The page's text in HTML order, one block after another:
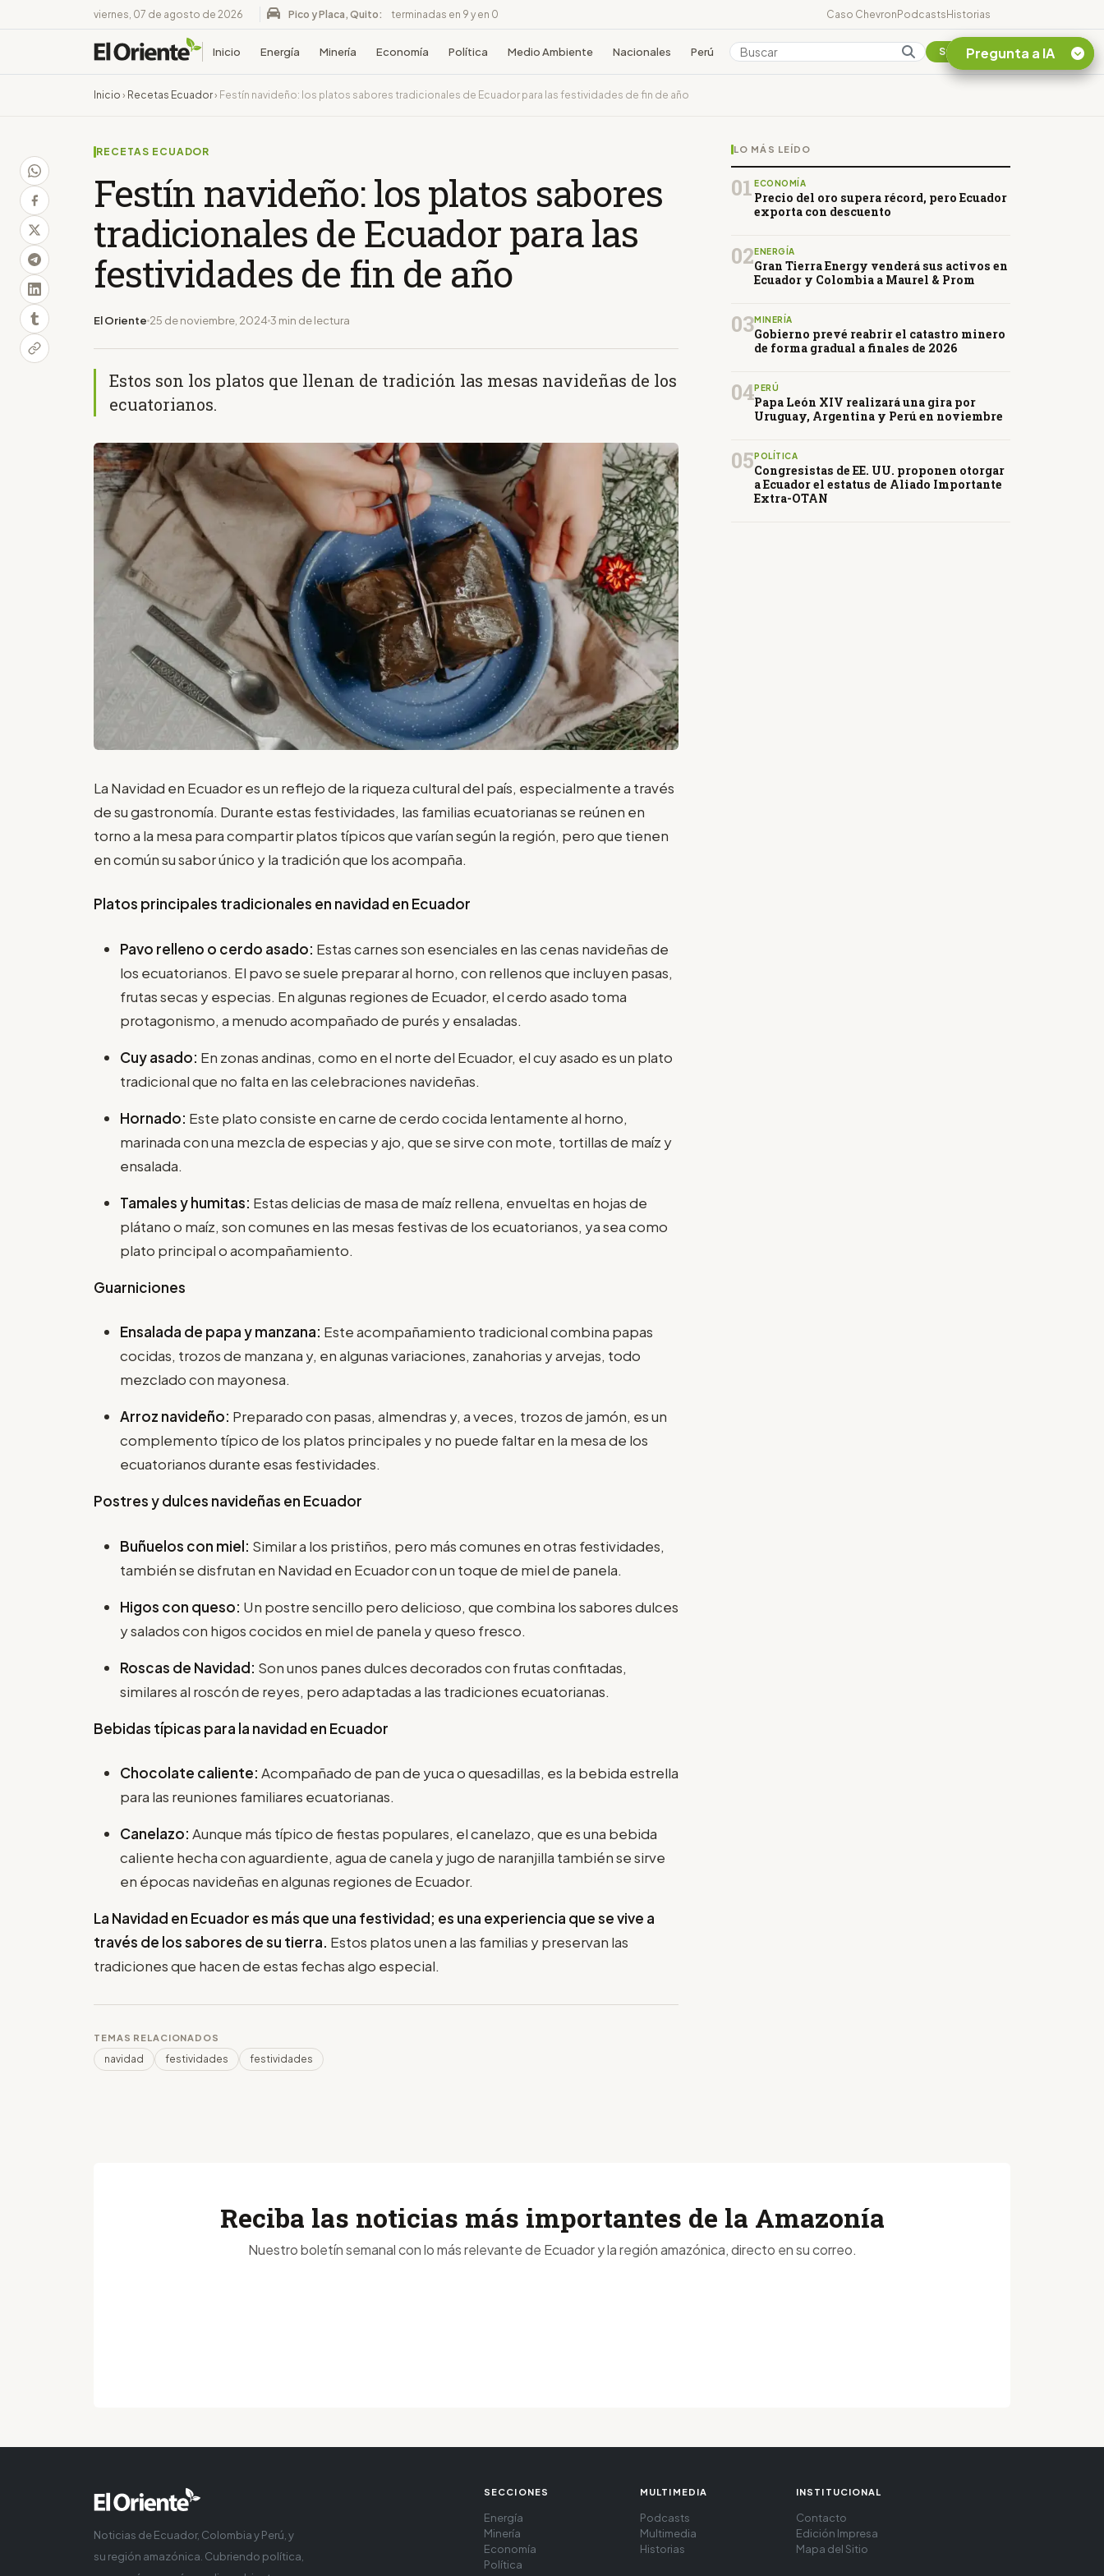
viernes, 07 de agosto de 2026 Pico y Placa, Quito: terminadas en 9 y en 0 Caso ChevronPodcastsHistorias
Inicio Energía Minería Economía Política Medio Ambiente Nacionales Perú Colombia Suscribirse
Inicio › Recetas Ecuador› Festín navideño: los platos sabores tradicionales de Ecuador para las festividades de fin de año
RECETAS ECUADOR
Festín navideño: los platos sabores
tradicionales de Ecuador para las
festividades de fin de año
El Oriente 25 de noviembre, 2024 3 min de lectura
Estos son los platos que llenan de tradición las mesas navideñas de los
ecuatorianos.
La Navidad en Ecuador es un reflejo de la riqueza cultural del país, especialmente a través
de su gastronomía. Durante estas festividades, las familias ecuatorianas se reúnen en
torno a la mesa para compartir platos típicos que varían según la región, pero que tienen
en común su sabor único y la tradición que los acompaña.
Platos principales tradicionales en navidad en Ecuador
Pavo relleno o cerdo asado: Estas carnes son esenciales en las cenas navideñas de
los ecuatorianos. El pavo se suele preparar al horno, con rellenos que incluyen pasas,
frutas secas y especias. En algunas regiones de Ecuador, el cerdo asado toma
protagonismo, a menudo acompañado de purés y ensaladas.
Cuy asado: En zonas andinas, como en el norte del Ecuador, el cuy asado es un plato
tradicional que no falta en las celebraciones navideñas.
Hornado: Este plato consiste en carne de cerdo cocida lentamente al horno,
marinada con una mezcla de especias y ajo, que se sirve con mote, tortillas de maíz y
ensalada.
Tamales y humitas: Estas delicias de masa de maíz rellena, envueltas en hojas de
plátano o maíz, son comunes en las mesas festivas de los ecuatorianos, ya sea como
plato principal o acompañamiento.
Guarniciones
Ensalada de papa y manzana: Este acompañamiento tradicional combina papas
cocidas, trozos de manzana y, en algunas variaciones, zanahorias y arvejas, todo
mezclado con mayonesa.
Arroz navideño: Preparado con pasas, almendras y, a veces, trozos de jamón, es un
complemento típico de los platos principales y no puede faltar en la mesa de los
ecuatorianos durante esas festividades.
Postres y dulces navideñas en Ecuador
Buñuelos con miel: Similar a los pristiños, pero más comunes en otras festividades,
también se disfrutan en Navidad en Ecuador con un toque de miel de panela.
Higos con queso: Un postre sencillo pero delicioso, que combina los sabores dulces
y salados con higos cocidos en miel de panela y queso fresco.
Roscas de Navidad: Son unos panes dulces decorados con frutas confitadas,
similares al roscón de reyes, pero adaptadas a las tradiciones ecuatorianas.
Bebidas típicas para la navidad en Ecuador
Chocolate caliente: Acompañado de pan de yuca o quesadillas, es la bebida estrella
para las reuniones familiares ecuatorianas.
Canelazo: Aunque más típico de fiestas populares, el canelazo, que es una bebida
caliente hecha con aguardiente, agua de canela y jugo de naranjilla también se sirve
en épocas navideñas en algunas regiones de Ecuador.
La Navidad en Ecuador es más que una festividad; es una experiencia que se vive a
través de los sabores de su tierra. Estos platos unen a las familias y preservan las
tradiciones que hacen de estas fechas algo especial.
TEMAS RELACIONADOS
navidad festividades festividades
LO MÁS LEÍDO
01 ECONOMÍA
Precio del oro supera récord, pero Ecuador
exporta con descuento
02 ENERGÍA
Gran Tierra Energy venderá sus activos en
Ecuador y Colombia a Maurel & Prom
03MINERÍA
Gobierno prevé reabrir el catastro minero
de forma gradual a finales de 2026
04PERÚ
Papa León XIV realizará una gira por
Uruguay, Argentina y Perú en noviembre
05 POLÍTICA
Congresistas de EE. UU. proponen otorgar
a Ecuador el estatus de Aliado Importante
Extra-OTAN
Pregunta a IA
turísticos de la
Amazonia Ecuatoriana
Reciba las noticias más importantes de la Amazonía
Nuestro boletín semanal con lo más relevante de Ecuador y la región amazónica, directo en su correo.
Noticias de Ecuador, Colombia y Perú, y
su región amazónica. Cubriendo política,
SECCIONES
Energía
Minería
Economía
Política
MULTIMEDIA
Podcasts
Multimedia
Historias
INSTITUCIONAL
Contacto
Edición Impresa
Mapa del Sitio